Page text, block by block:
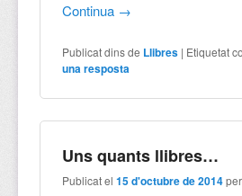
Continua →
Publicat dins de Llibres | Etiquetat
una resposta
Uns quants llibres…
Publicat el15 d'octubre de 2014